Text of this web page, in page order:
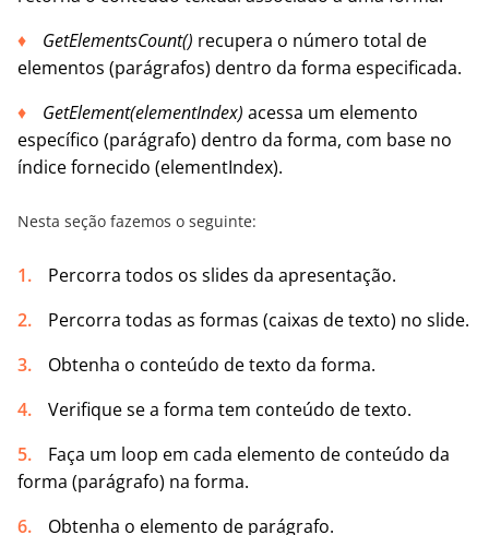
GetElementsCount() recupera o número total de
elementos (parágrafos) dentro da forma especificada.
GetElement(elementIndex) acessa um elemento
específico (parágrafo) dentro da forma, com base no
índice fornecido (elementIndex).
Nesta seção fazemos o seguinte:
Percorra todos os slides da apresentação.
Percorra todas as formas (caixas de texto) no slide.
Obtenha o conteúdo de texto da forma.
Verifique se a forma tem conteúdo de texto.
Faça um loop em cada elemento de conteúdo da
forma (parágrafo) na forma.
Obtenha o elemento de parágrafo.